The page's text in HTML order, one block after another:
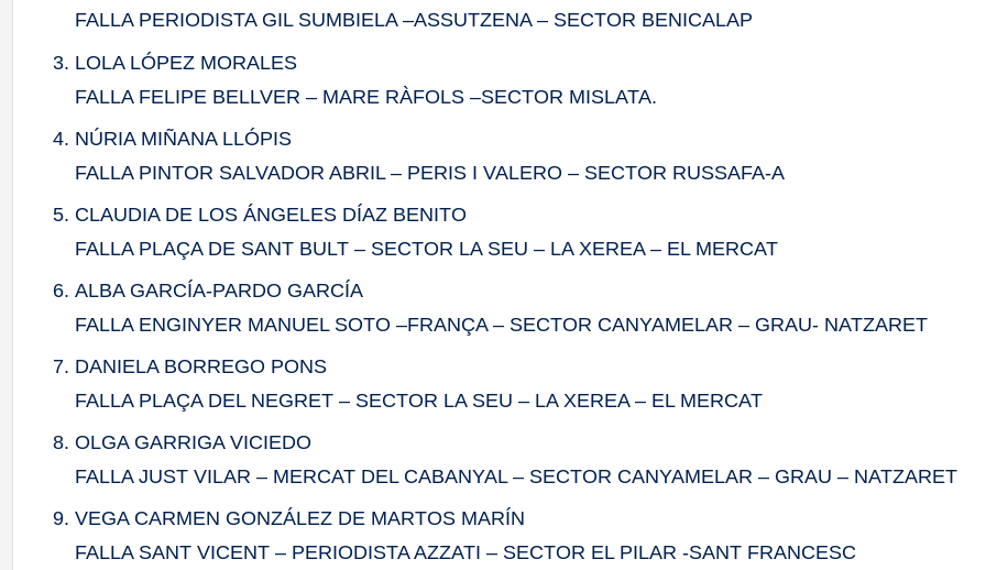
FALLA PERIODISTA GIL SUMBIELA –ASSUTZENA – SECTOR BENICALAP
LOLA LÓPEZ MORALES
FALLA FELIPE BELLVER – MARE RÀFOLS –SECTOR MISLATA.
NÚRIA MIÑANA LLÓPIS
FALLA PINTOR SALVADOR ABRIL – PERIS I VALERO – SECTOR RUSSAFA-A
CLAUDIA DE LOS ÁNGELES DÍAZ BENITO
FALLA PLAÇA DE SANT BULT – SECTOR LA SEU – LA XEREA – EL MERCAT
ALBA GARCÍA-PARDO GARCÍA
FALLA ENGINYER MANUEL SOTO –FRANÇA – SECTOR CANYAMELAR – GRAU- NATZARET
DANIELA BORREGO PONS
FALLA PLAÇA DEL NEGRET – SECTOR LA SEU – LA XEREA – EL MERCAT
OLGA GARRIGA VICIEDO
FALLA JUST VILAR – MERCAT DEL CABANYAL – SECTOR CANYAMELAR – GRAU – NATZARET
VEGA CARMEN GONZÁLEZ DE MARTOS MARÍN
FALLA SANT VICENT – PERIODISTA AZZATI – SECTOR EL PILAR -SANT FRANCESC